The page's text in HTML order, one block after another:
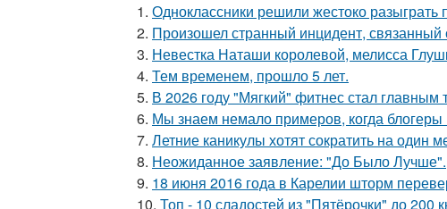
1. Одноклассники решили жестоко
2. Произошел странный инцидент, связанный
3. Невестка Наташи королевой, мелисса
4. Тем временем, прошло 5 лет.
5. В 2026 году "Мягкий" фитнес стал главным
6. Мы знаем немало примеров, когда блогеры
7. Летние каникулы хотят сократить на один
8. Неожиданное заявление: "До Было Лучше".
9. 18 июня 2016 года в Карелии шторм
10. Топ - 10 сладостей из "Пятёрочки" до 200